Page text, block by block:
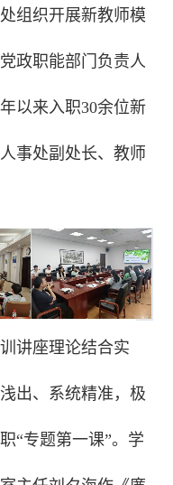
组织开展新教师模
政职能部门负责人
以来入职30余位新
事处副处长、教师
讲座理论结合实
出、系统精准，极
“专题第一课”。学